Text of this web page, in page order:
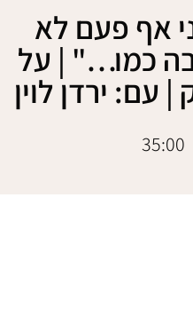
– "אני אף פעם לא
כמו…" | על
עם: ירדן לוין
35:00